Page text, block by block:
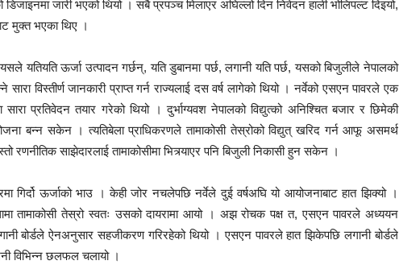
डिजाइनमा जारी भएको थियो । सबै प्रपञ्च मिलाएर अघिल्लो दिन निवेदन हाली भोलिपल्ट दिइयो,
मुक्त भएका थिए ।
यसले यतियति ऊर्जा उत्पादन गर्छन्, यति डुबानमा पर्छ, लगानी यति पर्छ, यसको बिजुलीले नेपालको
विस्तीर्ण जानकारी प्राप्त गर्न राज्यलाई दस वर्ष लागेको थियो । नर्वेको एसएन पावरले एक
प्रतिवेदन तयार गरेको थियो । दुर्भाग्यवश नेपालको विद्युत्को अनिश्चित बजार र छिमेकी
बन्न सकेन । त्यतिबेला प्राधिकरणले तामाकोसी तेस्रोको विद्युत् खरिद गर्न आफू असमर्थ
रणनीतिक साझेदारलाई तामाकोसीमा भित्र्याएर पनि बिजुली निकासी हुन सकेन ।
गिर्दो ऊर्जाको भाउ । केही जोर नचलेपछि नर्वेले दुई वर्षअघि यो आयोजनाबाट हात झिक्यो ।
तामाकोसी तेस्रो स्वतः उसको दायरामा आयो । अझ रोचक पक्ष त, एसएन पावरले अध्ययन
बोर्डले ऐनअनुसार सहजीकरण गरिरहेको थियो । एसएन पावरले हात झिकेपछि लगानी बोर्डले
विभिन्न छलफल चलायो ।